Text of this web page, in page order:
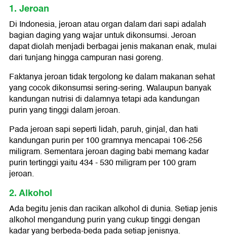
1. Jeroan
Di Indonesia, jeroan atau organ dalam dari sapi adalah
bagian daging yang wajar untuk dikonsumsi. Jeroan
dapat diolah menjadi berbagai jenis makanan enak, mulai
dari tunjang hingga campuran nasi goreng.
Faktanya jeroan tidak tergolong ke dalam makanan sehat
yang cocok dikonsumsi sering-sering. Walaupun banyak
kandungan nutrisi di dalamnya tetapi ada kandungan
purin yang tinggi dalam jeroan.
Pada jeroan sapi seperti lidah, paruh, ginjal, dan hati
kandungan purin per 100 gramnya mencapai 106-256
miligram. Sementara jeroan daging babi memang kadar
purin tertinggi yaitu 434 - 530 miligram per 100 gram
jeroan.
2. Alkohol
Ada begitu jenis dan racikan alkohol di dunia. Setiap jenis
alkohol mengandung purin yang cukup tinggi dengan
kadar yang berbeda-beda pada setiap jenisnya.